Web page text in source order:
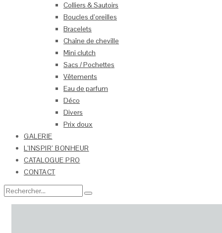
Colliers & Sautoirs
Boucles d’oreilles
Bracelets
Chaîne de cheville
Mini clutch
Sacs / Pochettes
Vêtements
Eau de parfum
Déco
Divers
Prix doux
GALERIE
L’INSPIR’ BONHEUR
CATALOGUE PRO
CONTACT